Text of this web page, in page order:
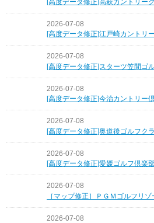
[高度データ修正]高萩カントリー
2026-07-08
[高度データ修正]江戸崎カントリ
2026-07-08
[高度データ修正]スターツ笠間ゴ
2026-07-08
[高度データ修正]今治カントリー
2026-07-08
[高度データ修正]奥道後ゴルフク
2026-07-08
[高度データ修正]愛媛ゴルフ倶楽
2026-07-08
［マップ修正］ＰＧＭゴルフリゾ
2026-07-08